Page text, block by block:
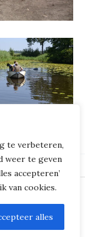
te verbeteren,
weer te geven
accepteren’
van cookies.
alles